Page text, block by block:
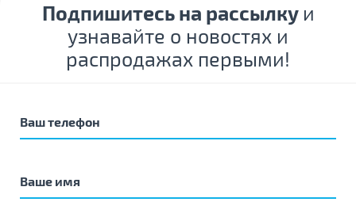
Подпишитесь на рассылку и
узнавайте о новостях и
распродажах первыми!